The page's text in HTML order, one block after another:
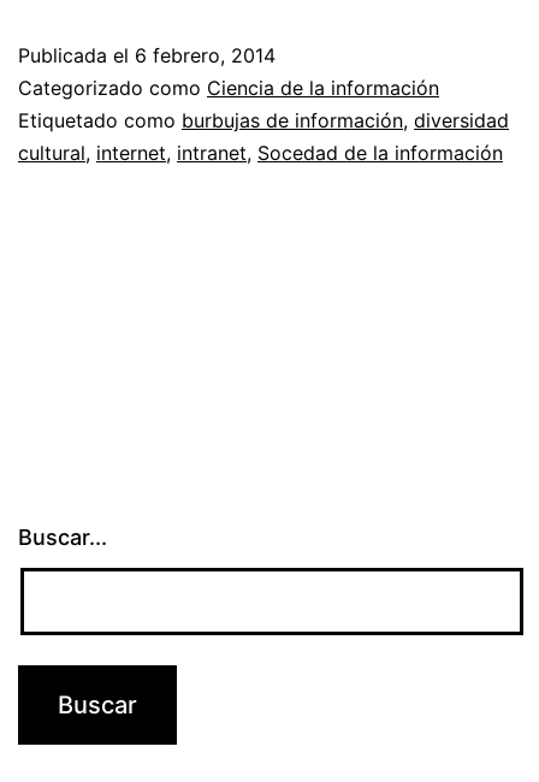
y
la
diversidad
Publicada el 6 febrero, 2014
Categorizado como Ciencia de la información
Etiquetado como burbujas de información, diversidad
cultural, internet, intranet, Socedad de la información
Buscar...